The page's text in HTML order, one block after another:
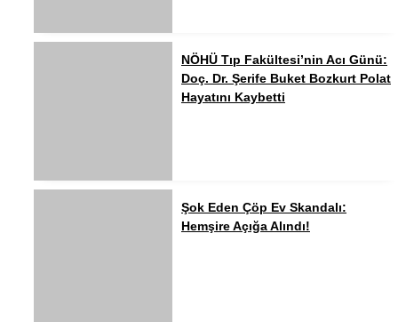
NÖHÜ Tıp Fakültesi’nin Acı Günü:
Doç. Dr. Şerife Buket Bozkurt Polat
Hayatını Kaybetti
Şok Eden Çöp Ev Skandalı:
Hemşire Açığa Alındı!